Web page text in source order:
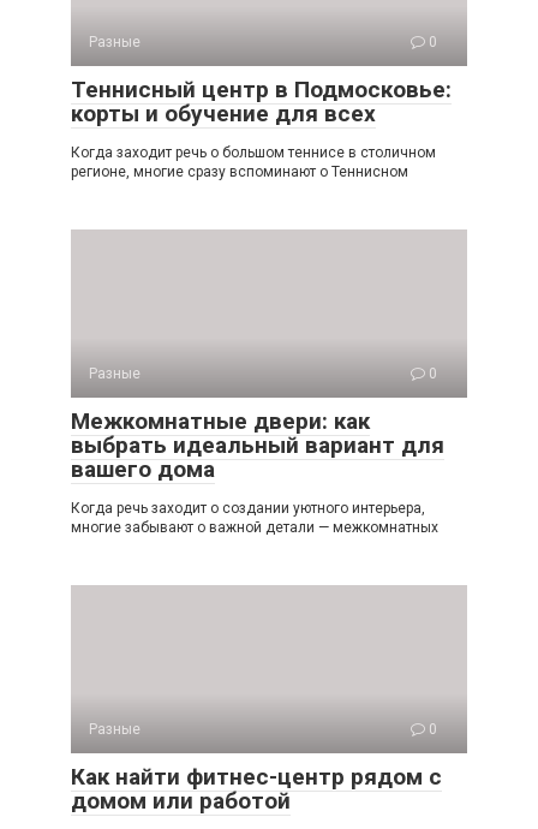
Разные 0
Теннисный центр в Подмосковье:
корты и обучение для всех
Когда заходит речь о большом теннисе в столичном
регионе, многие сразу вспоминают о Теннисном
Разные 0
Межкомнатные двери: как
выбрать идеальный вариант для
вашего дома
Когда речь заходит о создании уютного интерьера,
многие забывают о важной детали — межкомнатных
Разные 0
Как найти фитнес-центр рядом с
домом или работой